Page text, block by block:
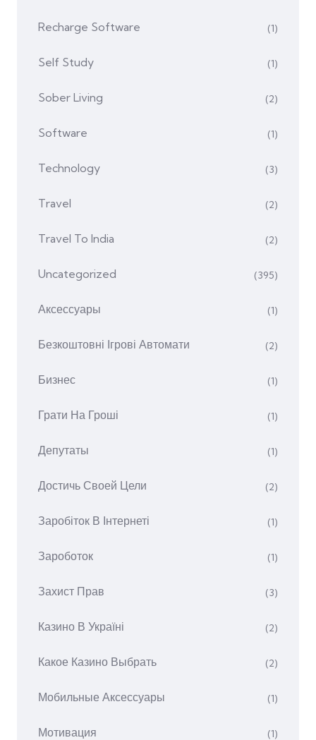
Recharge Software (1)
Self Study (1)
Sober Living (2)
Software (1)
Technology (3)
Travel (2)
Travel To India (2)
Uncategorized (395)
Аксессуары (1)
Безкоштовні Ігрові Автомати (2)
Бизнес (1)
Грати На Гроші (1)
Депутаты (1)
Достичь Своей Цели (2)
Заробіток В Інтернеті (1)
Зароботок (1)
Захист Прав (3)
Казино В Україні (2)
Какое Казино Выбрать (2)
Мобильные Аксессуары (1)
Мотивация (1)